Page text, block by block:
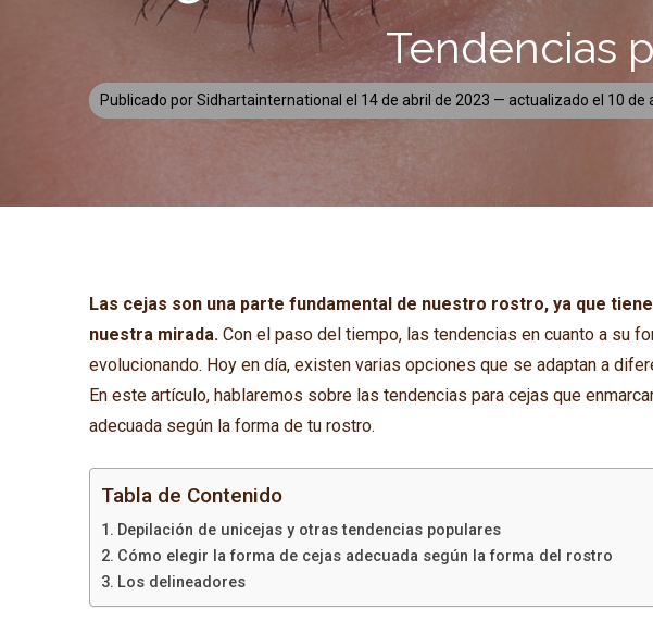
Tendencias
Publicado porSidhartainternational el 14 de abril de 2023 — actualizado el 10 de
Las cejas son una parte fundamental de nuestro rostro, ya que
nuestra mirada. Con el paso del tiempo, las tendencias en cuanto a su
evolucionando. Hoy en día, existen varias opciones que se adaptan a
En este artículo, hablaremos sobre las tendencias para cejas que
adecuada según la forma de tu rostro.
Tabla de Contenido
Depilación de unicejas y otras tendencias populares
Cómo elegir la forma de cejas adecuada según la forma del rostro
Los delineadores